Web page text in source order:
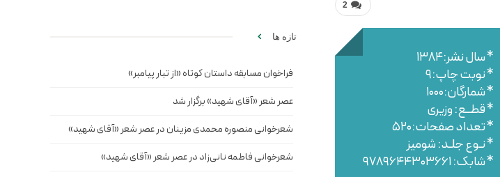
2
* سال نشر:۱۳۸۴
* نوبت چاپ:۹
* شمارگان:۱۰۰۰
* قطــع: وزیری
* تعداد صفحات:۵۲۰
* نـوع جلـد: شومیز
* شابک: ۹۷۸۹۶۴۴۳۰۳۶۶۱
تازه ها
فراخوان مسابقه داستان کوتاه «از تبار پیامبر»
عصر شعر «آقای شهید» برگزار شد
شعرخوانی منصوره محمدی مزینان در عصر شعر «آقای شهید»
شعرخوانی فاطمه نانی‌زاد در عصر شعر «آقای شهید»